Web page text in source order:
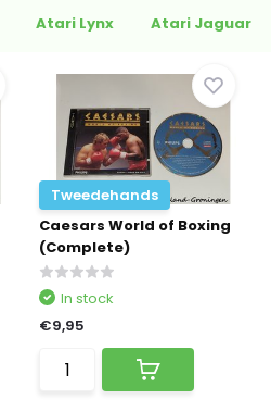
Atari Lynx Atari Jaguar
Tweedehands
Caesars World of Boxing
(Complete)
In stock
€9,95